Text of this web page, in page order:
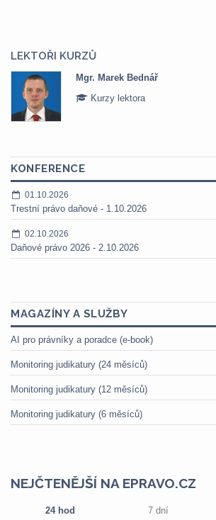
LEKTOŘI KURZŮ
Mgr. Marek Bednář
Kurzy lektora
KONFERENCE
01.10.2026
Trestní právo daňové - 1.10.2026
02.10.2026
Daňové právo 2026 - 2.10.2026
MAGAZÍNY A SLUŽBY
AI pro právníky a poradce (e-book)
Monitoring judikatury (24 měsíců)
Monitoring judikatury (12 měsíců)
Monitoring judikatury (6 měsíců)
NEJČTENĚJŠÍ NA EPRAVO.CZ
24 hod 7 dní